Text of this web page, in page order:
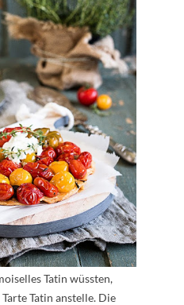
Tatin wüssten,
Tatin anstelle. Die